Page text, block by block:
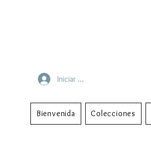
Iniciar sesión
Bienvenida Colecciones